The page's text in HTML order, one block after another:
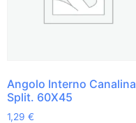
Angolo Interno Canalina
Split. 60X45
1,29 €